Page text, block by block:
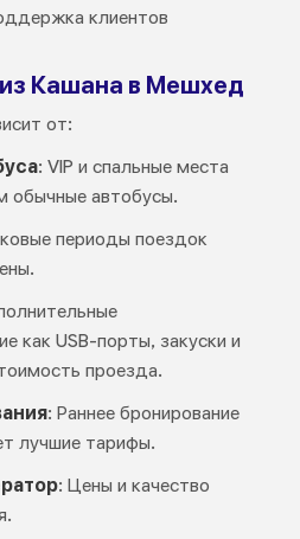
клиентов
Кашана в Мешхед
от:
: VIP и спальные места
обычные автобусы.
периоды поездок
как USB-порты, закуски и
проезда.
: Раннее бронирование
лучшие тарифы.
: Цены и качество